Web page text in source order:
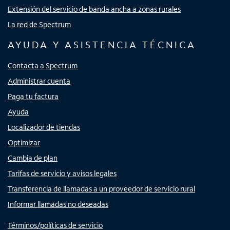
Extensión del servicio de banda ancha a zonas rurales
La red de Spectrum
AYUDA Y ASISTENCIA TÉCNICA
Contacta a Spectrum
Administrar cuenta
Paga tu factura
Ayuda
Localizador de tiendas
Optimizar
Cambia de plan
Tarifas de servicio y avisos legales
Transferencia de llamadas a un proveedor de servicio rural
Informar llamadas no deseadas
Términos/políticas de servicio